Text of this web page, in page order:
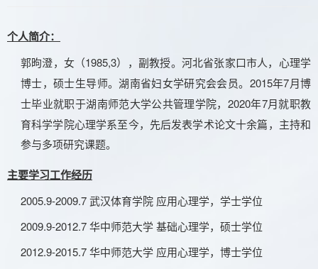
个人简介：
郭昫澄，女（1985,3）， 副教授。 河北省张家口市人，心理学
博士，硕士生导师。湖南省妇女学研究会会员。 2015年7月博
士毕业就职于湖南师范大学公共管理学院，2020年7月就职教
育科学学院心理学系至今，先后发表学术论文十余篇，主持和
参与多项研究课题。
主要学习工作经历
2005.9-2009.7 武汉体育学院 应用心理学，学士学位
2009.9-2012.7 华中师范大学 基础心理学，硕士学位
2012.9-2015.7 华中师范大学 应用心理学，博士学位